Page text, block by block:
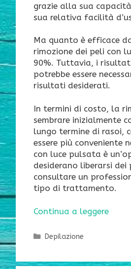
grazie alla sua
sua relativa facilità
Ma quanto è efficace
rimozione dei peli con
90%. Tuttavia, i
potrebbe essere
risultati desiderati.
In termini di costo, la
sembrare inizialmente
lungo termine di rasoi,
essere più conveniente
con luce pulsata è
desiderano liberarsi
consultare un
tipo di trattamento.
Continua a leggere
Categorie
Depilazione